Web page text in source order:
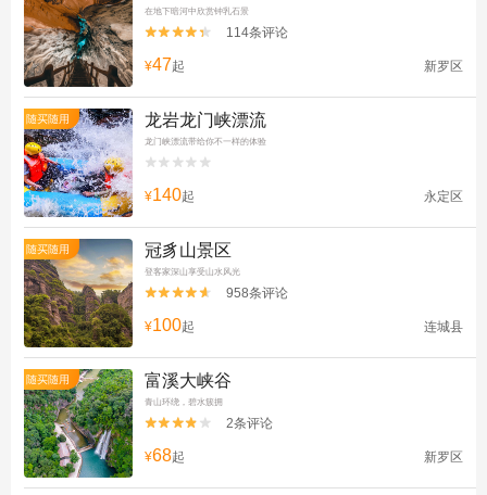
在地下暗河中欣赏钟乳石景

 114条评论
¥47起 新罗区
随买随用 龙岩龙门峡漂流
龙门峡漂流带给你不一样的体验


¥140起 永定区
随买随用 冠豸山景区
登客家深山享受山水风光

 958条评论
¥100起 连城县
随买随用 富溪大峡谷
青山环绕，碧水簇拥

 2条评论
¥68起 新罗区